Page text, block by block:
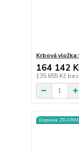
Krbová vložka
164 142
135 655 Kč
Doprava